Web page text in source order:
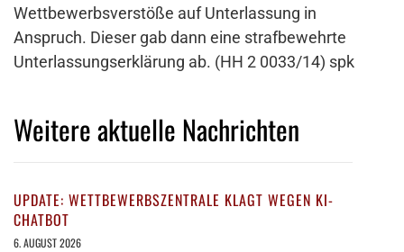
Wettbewerbsverstöße auf Unterlassung in
Anspruch. Dieser gab dann eine strafbewehrte
Unterlassungserklärung ab. (HH 2 0033/14) spk
Weitere aktuelle Nachrichten
UPDATE: WETTBEWERBSZENTRALE KLAGT WEGEN KI-
CHATBOT
6. AUGUST 2026